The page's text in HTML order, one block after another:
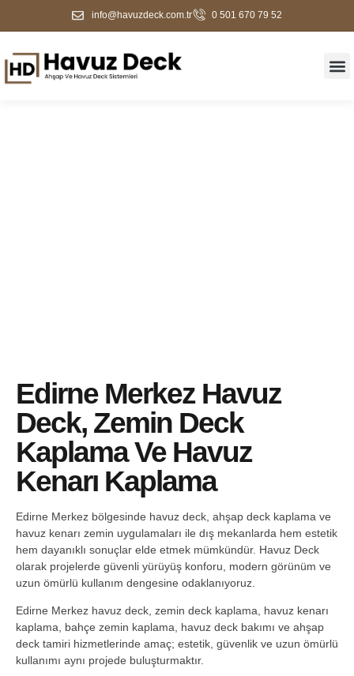
info@havuzdeck.com.tr 0 501 670 79 52
Edirne Merkez Havuz
Deck, Zemin Deck
Kaplama Ve Havuz
Kenarı Kaplama
Edirne Merkez bölgesinde havuz deck, ahşap deck kaplama ve
havuz kenarı zemin uygulamaları ile dış mekanlarda hem estetik
hem dayanıklı sonuçlar elde etmek mümkündür. Havuz Deck
olarak projelerde güvenli yürüyüş konforu, modern görünüm ve
uzun ömürlü kullanım dengesine odaklanıyoruz.
Edirne Merkez havuz deck, zemin deck kaplama, havuz kenarı
kaplama, bahçe zemin kaplama, havuz deck bakımı ve ahşap
deck tamiri hizmetlerinde amaç; estetik, güvenlik ve uzun ömürlü
kullanımı aynı projede buluşturmaktır.